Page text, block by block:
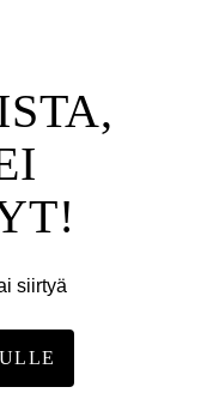
siirtyä